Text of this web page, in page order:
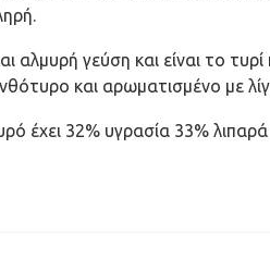
αλμυρή γεύση και είναι το
και αρωματισμένο με
32% υγρασία 33% λιπαρά